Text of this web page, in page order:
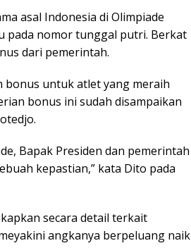
asal Indonesia di Olimpiade
pada nomor tunggal putri. Berkat
dari pemerintah.
bonus untuk atlet yang meraih
bonus ini sudah disampaikan
Bapak Presiden dan pemerintah
kepastian,” kata Dito pada
secara detail terkait
angkanya berpeluang naik